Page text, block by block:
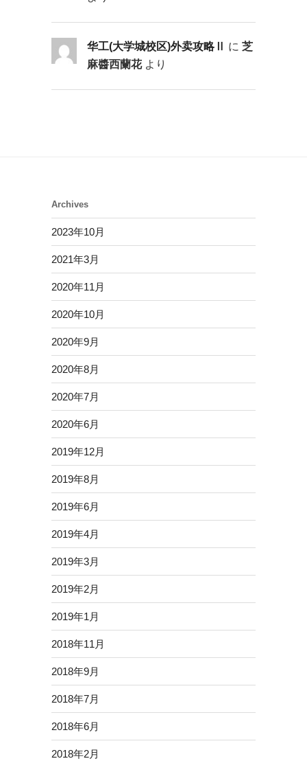
华工(大学城校区)外卖攻略Ⅱ に 芝
麻醬西蘭花より
Archives
2023年10月
2021年3月
2020年11月
2020年10月
2020年9月
2020年8月
2020年7月
2020年6月
2019年12月
2019年8月
2019年6月
2019年4月
2019年3月
2019年2月
2019年1月
2018年11月
2018年9月
2018年7月
2018年6月
2018年2月